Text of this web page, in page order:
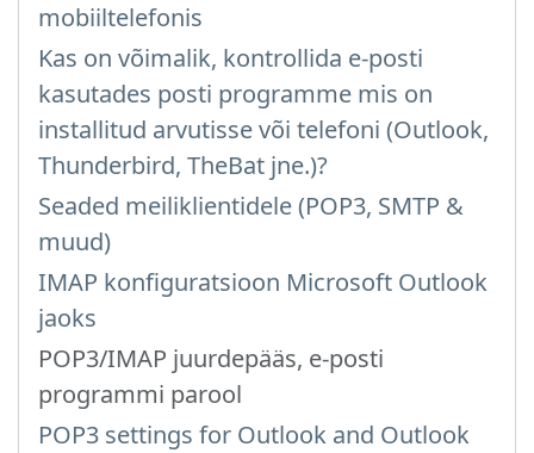
mobiiltelefonis
Kas on võimalik, kontrollida e-posti
kasutades posti programme mis on
installitud arvutisse või telefoni (Outlook,
Thunderbird, TheBat jne.)?
Seaded meiliklientidele (POP3, SMTP &
muud)
IMAP konfiguratsioon Microsoft Outlook
jaoks
POP3/IMAP juurdepääs, e-posti
programmi parool
POP3 settings for Outlook and Outlook